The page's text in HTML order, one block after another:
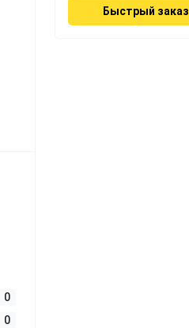
0
0
Быстрый заказ